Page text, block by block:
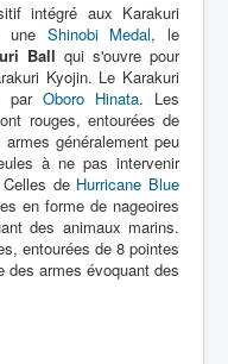
intégré aux Karakuri
une Shinobi Medal, le
Ball qui s'ouvre pour
Kyojin. Le Karakuri
par Oboro Hinata. Les
rouges, entourées de
généralement peu
à ne pas intervenir
de Hurricane Blue
en forme de nageoires
des animaux marins.
entourées de 8 pointes
des armes évoquant des